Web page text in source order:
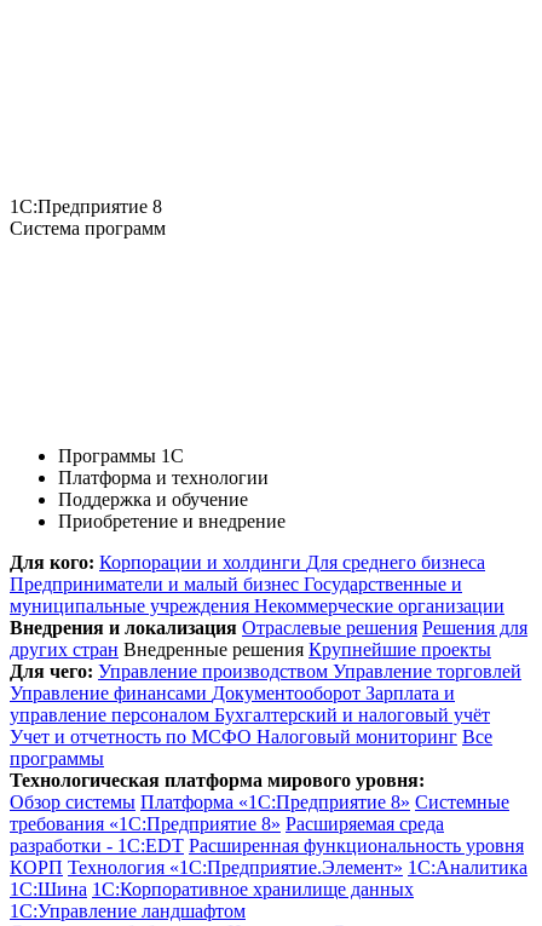
1С:Предприятие 8
Система программ
Программы 1С
Платформа и технологии
Поддержка и обучение
Приобретение и внедрение
Для кого: Корпорации и холдинги Для среднего бизнеса
Предприниматели и малый бизнес Государственные и
муниципальные учреждения Некоммерческие организации
Внедрения и локализация Отраслевые решения Решения для
других стран Внедренные решения Крупнейшие проекты
Для чего: Управление производством Управление торговлей
Управление финансами Документооборот Зарплата и
управление персоналом Бухгалтерский и налоговый учёт
Учет и отчетность по МСФО Налоговый мониторинг Все
программы
Технологическая платформа мирового уровня:
Обзор системы Платформа «1С:Предприятие 8» Системные
требования «1С:Предприятие 8» Расширяемая среда
разработки - 1C:EDT Расширенная функциональность уровня
КОРП Технология «1С:Предприятие.Элемент» 1C:Аналитика
1С:Шина 1С:Корпоративное хранилище данных
1С:Управление ландшафтом